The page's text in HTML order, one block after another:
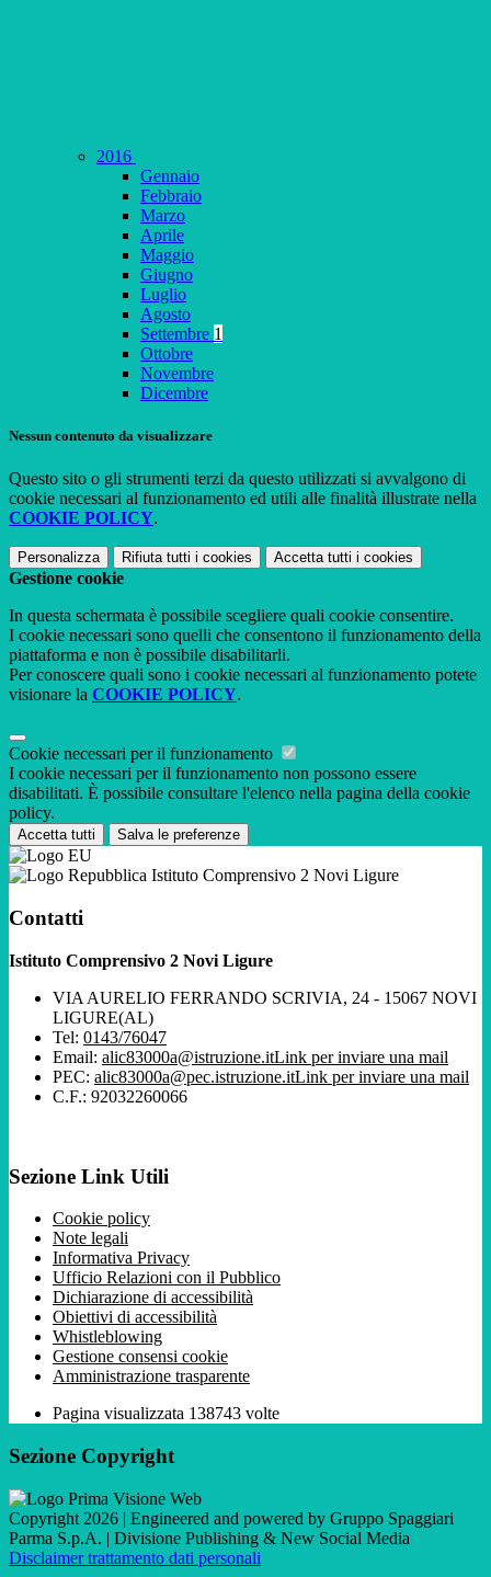
2016
Gennaio
Febbraio
Marzo
Aprile
Maggio
Giugno
Luglio
Agosto
Settembre 1
Ottobre
Novembre
Dicembre
Nessun contenuto da visualizzare
Questo sito o gli strumenti terzi da questo utilizzati si avvalgono di
cookie necessari al funzionamento ed utili alle finalità illustrate nella
COOKIE POLICY.
Personalizza Rifiuta tutti i cookies Accetta tutti i cookies
Gestione cookie
In questa schermata è possibile scegliere quali cookie consentire.
I cookie necessari sono quelli che consentono il funzionamento della
piattaforma e non è possibile disabilitarli.
Per conoscere quali sono i cookie necessari al funzionamento potete
visionare la COOKIE POLICY.
Cookie necessari per il funzionamento
I cookie necessari per il funzionamento non possono essere
disabilitati. È possibile consultare l'elenco nella pagina della cookie
policy.
Accetta tutti Salva le preferenze
Istituto Comprensivo 2 Novi Ligure
Contatti
Istituto Comprensivo 2 Novi Ligure
VIA AURELIO FERRANDO SCRIVIA, 24 - 15067 NOVI
LIGURE(AL)
Tel: 0143/76047
Email: alic83000a@istruzione.itLink per inviare una mail
PEC: alic83000a@pec.istruzione.itLink per inviare una mail
C.F.: 92032260066
Sezione Link Utili
Cookie policy
Note legali
Informativa Privacy
Ufficio Relazioni con il Pubblico
Dichiarazione di accessibilità
Obiettivi di accessibilità
Whistleblowing
Gestione consensi cookie
Amministrazione trasparente
Pagina visualizzata 138743 volte
Sezione Copyright
Copyright 2026 | Engineered and powered by Gruppo Spaggiari
Parma S.p.A. | Divisione Publishing & New Social Media
Disclaimer trattamento dati personali